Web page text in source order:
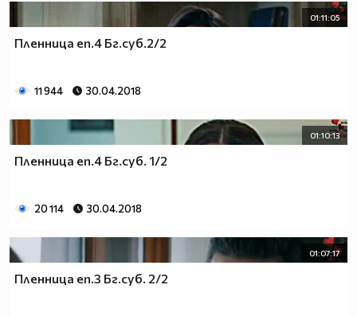
01:11:05
Пленница еп.4 Бг.суб.2/2
11 944 30.04.2018
01:10:13
Пленница еп.4 Бг.суб. 1/2
20 114 30.04.2018
01:07:17
Пленница еп.3 Бг.суб. 2/2